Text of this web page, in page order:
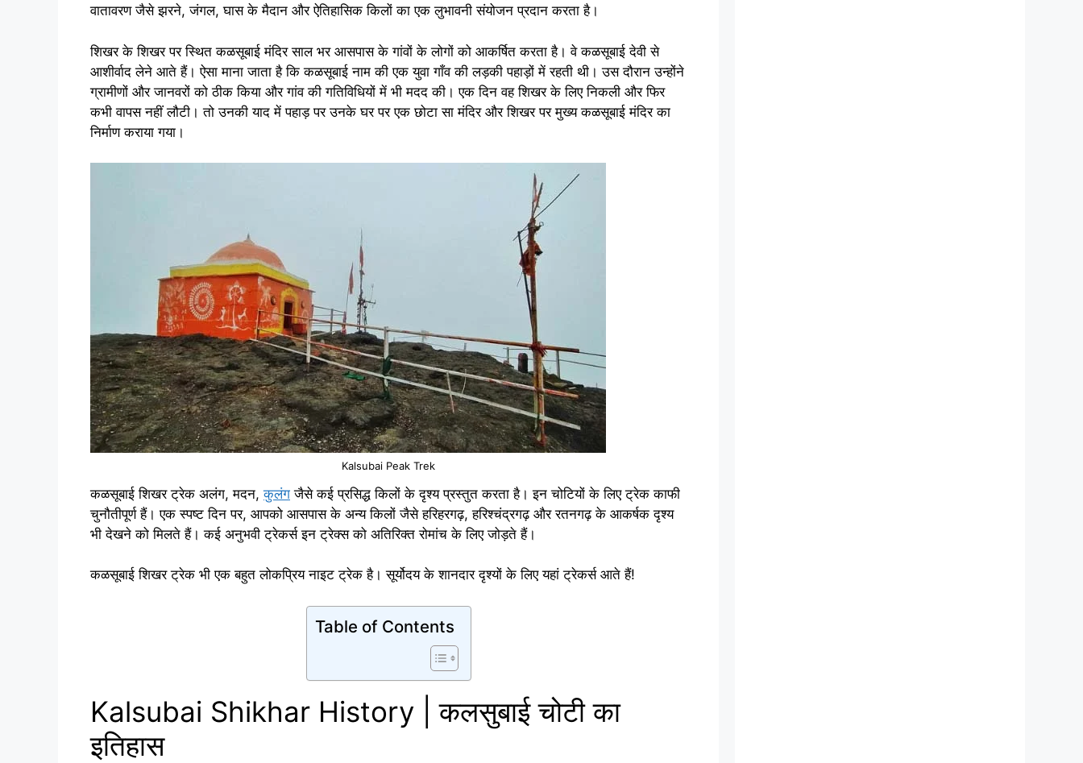
वातावरण जैसे झरने, जंगल, घास के मैदान और ऐतिहासिक किलों का एक लुभावनी संयोजन प्रदान करता है।
शिखर के शिखर पर स्थित कळसूबाई मंदिर साल भर आसपास के गांवों के लोगों को आकर्षित करता है। वे कळसूबाई देवी से
आशीर्वाद लेने आते हैं। ऐसा माना जाता है कि कळसूबाई नाम की एक युवा गाँव की लड़की पहाड़ों में रहती थी। उस दौरान उन्होंने
ग्रामीणों और जानवरों को ठीक किया और गांव की गतिविधियों में भी मदद की। एक दिन वह शिखर के लिए निकली और फिर
कभी वापस नहीं लौटी। तो उनकी याद में पहाड़ पर उनके घर पर एक छोटा सा मंदिर और शिखर पर मुख्य कळसूबाई मंदिर का
निर्माण कराया गया।
Kalsubai Peak Trek
कळसूबाई शिखर ट्रेक अलंग, मदन,कुलंग जैसे कई प्रसिद्ध किलों के दृश्य प्रस्तुत करता है। इन चोटियों के लिए ट्रेक काफी
चुनौतीपूर्ण हैं। एक स्पष्ट दिन पर, आपको आसपास के अन्य किलों जैसे हरिहरगढ़, हरिश्चंद्रगढ़ और रतनगढ़ के आकर्षक दृश्य
भी देखने को मिलते हैं। कई अनुभवी ट्रेकर्स इन ट्रेक्स को अतिरिक्त रोमांच के लिए जोड़ते हैं।
कळसूबाई शिखर ट्रेक भी एक बहुत लोकप्रिय नाइट ट्रेक है। सूर्योदय के शानदार दृश्यों के लिए यहां ट्रेकर्स आते हैं!
Table of Contents
Kalsubai Shikhar History | कलसुबाई चोटी का
इतिहास